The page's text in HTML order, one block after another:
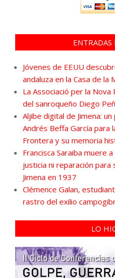
ENTRADAS
Jóvenes de EEUU
andaluza en la Casa de la
La Associació per la Nova
del sanroqueño Diego
Aljibe digital de Jimena:
Andrés Beffa García para
Frontera y su memoria
Francisca Saraiba muere
justicia ni reparación para
Jimena en 1937
Clémence Galan,
rastro del exilio
LO